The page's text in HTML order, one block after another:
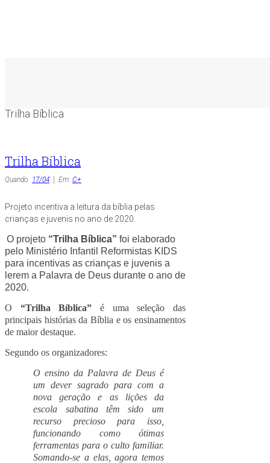
Trilha Bíblica
Trilha Bíblica
Quando: 17/04 Em: C+
Projeto incentiva a leitura da bíblia pelas
crianças e juvenis no ano de 2020.
O projeto “Trilha Bíblica” foi elaborado
pelo Ministério Infantil Reformistas KIDS
para incentivas as crianças e juvenis a
lerem a Palavra de Deus durante o ano de
2020.
O “Trilha Bíblica” é uma seleção das
principais histórias da Bíblia e os ensinamentos
de maior destaque.
Segundo os organizadores:
O ensino da Palavra de Deus é
um dever sagrado para com a
nova geração e as lições da
escola sabatina têm sido um
recurso precioso para isso,
funcionando como ótimas
ferramentas para o culto familiar.
Somando-se a elas, agora temos